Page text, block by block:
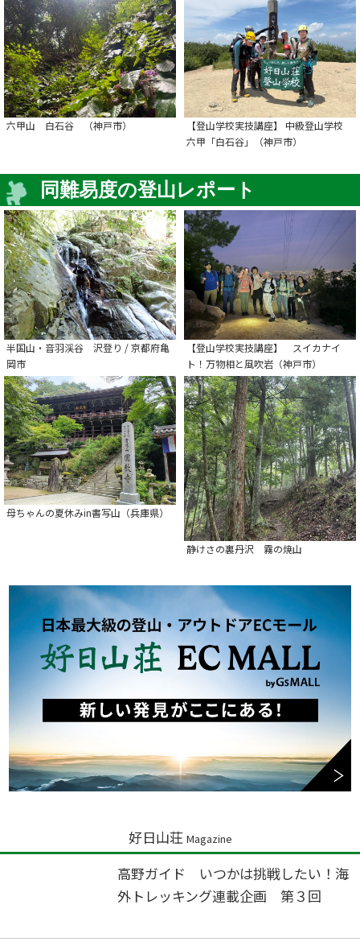
六甲山 白石谷 （神戸市）
【登山学校実技講座】 中級登山学校
六甲「白石谷」（神戸市）
同難易度の登山レポート
半国山・音羽渓谷 沢登り / 京都府亀
岡市
【登山学校実技講座】 スイカナイ
ト！万物相と風吹岩（神戸市）
母ちゃんの夏休みin書写山（兵庫県）
静けさの裏丹沢 霧の焼山
好日山荘 Magazine
高野ガイド いつかは挑戦したい！海
外トレッキング連載企画 第３回